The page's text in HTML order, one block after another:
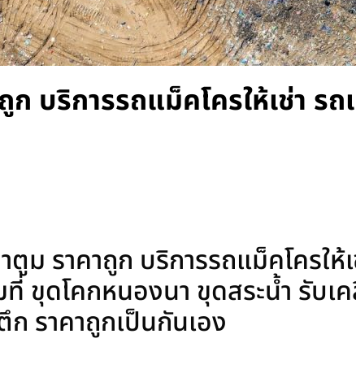
ก บริการรถแม็คโครให้เช่า ร
ม ราคาถูก บริการรถแม็คโครให้
ขุดโคกหนองนา ขุดสระน้ำ รับเ
ราคาถูกเป็นกันเอง